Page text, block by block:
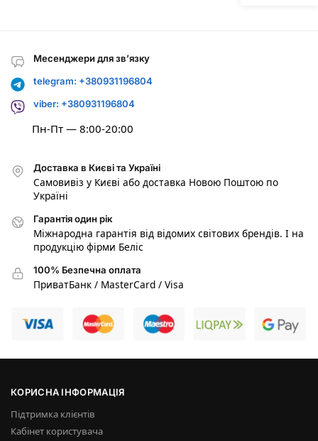
Месенджери для зв’язку
telegram: +380931196804
viber: +380931196804
Пн-Пт — 8:00-20:00
Доставка в Києві та Україні
Самовивіз у Києві або доставка Новою Поштою по
Україні
Гарантія один рік
Міжнародна гарантія від відомих світових брендів. І на
продукцію фірми Беліс
100% Безпечна оплата
ПриватБанк / MasterCard / Visa
КОРИСНА ІНФОРМАЦІЯ
Підтримка клієнтів
Кабінет користувача